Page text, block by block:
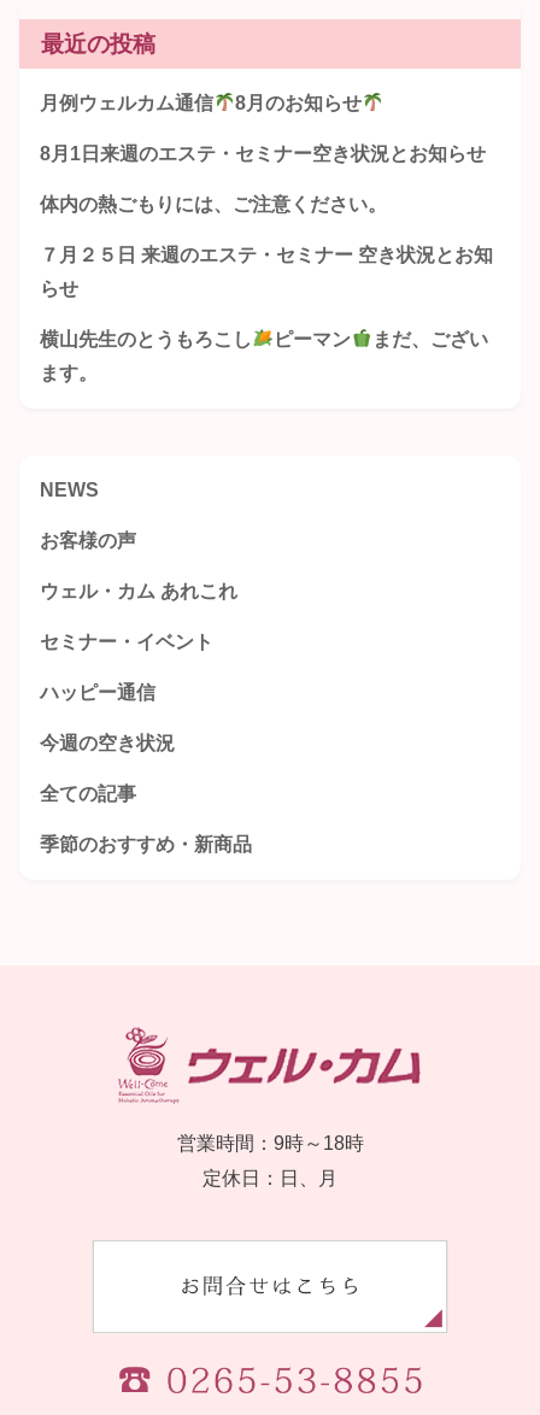
最近の投稿
月例ウェルカム通信 8月のお知らせ
8月1日来週のエステ・セミナー空き状況とお知らせ
体内の熱ごもりには、ご注意ください。
７月２５日 来週のエステ・セミナー 空き状況とお知
らせ
横山先生のとうもろこし ピーマン
まだ、ござい
ます。
NEWS
お客様の声
ウェル・カム あれこれ
セミナー・イベント
ハッピー通信
今週の空き状況
全ての記事
季節のおすすめ・新商品
営業時間：9時～18時
定休日：日、月